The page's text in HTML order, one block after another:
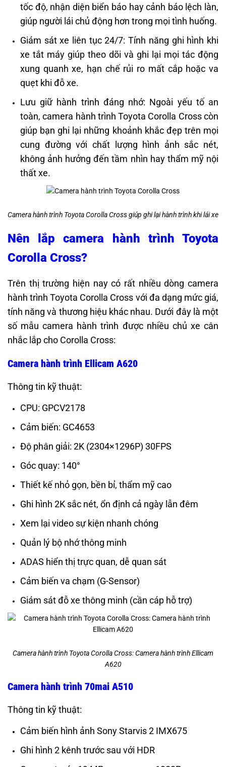
tốc độ, nhận diện biển báo hay cảnh báo lệch làn,
giúp người lái chủ động hơn trong mọi tình huống.
Giám sát xe liên tục 24/7: Tính năng ghi hình khi
xe tắt máy giúp theo dõi và ghi lại mọi tác động
xung quanh xe, hạn chế rủi ro mất cắp hoặc va
quẹt khi đỗ xe.
Lưu giữ hành trình đáng nhớ: Ngoài yếu tố an
toàn, camera hành trình Toyota Corolla Cross còn
giúp bạn ghi lại những khoảnh khắc đẹp trên mọi
cung đường với chất lượng hình ảnh sắc nét,
không ảnh hưởng đến tầm nhìn hay thẩm mỹ nội
thất xe.
Camera hành trình Toyota Corolla Cross giúp ghi lại hành trình khi lái xe
Nên lắp camera hành trình Toyota
Corolla Cross?
Trên thị trường hiện nay có rất nhiều dòng camera
hành trình Toyota Corolla Cross với đa dạng mức giá,
tính năng và thương hiệu khác nhau. Dưới đây là một
số mẫu camera hành trình được nhiều chủ xe cân
nhắc lắp cho Corolla Cross:
Camera hành trình Ellicam A620
Thông tin kỹ thuật:
CPU: GPCV2178
Cảm biến: GC4653
Độ phân giải: 2K (2304×1296P) 30FPS
Góc quay: 140°
Thiết kế nhỏ gọn, bền bỉ, thẩm mỹ cao
Ghi hình 2K sắc nét, ổn định cả ngày lẫn đêm
Xem lại video sự kiện nhanh chóng
Quản lý bộ nhớ thông minh
ADAS hiển thị trực quan, dễ quan sát
Cảm biến va chạm (G-Sensor)
Giám sát đỗ xe thông minh (cần cáp hỗ trợ)
Camera hành trình Toyota Corolla Cross: Camera hành trình Ellicam
A620
Camera hành trình 70mai A510
Thông tin kỹ thuật:
Cảm biến hình ảnh Sony Starvis 2 IMX675
Ghi hình 2 kênh trước sau với HDR